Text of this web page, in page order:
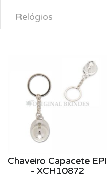
Relógios
Chaveiro Capacete EPI
- XCH10872